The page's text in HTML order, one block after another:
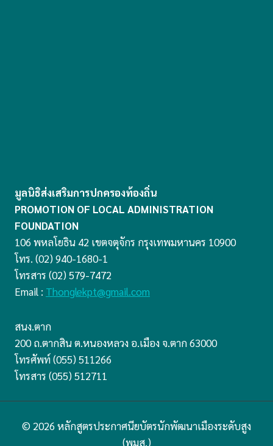
มูลนิธิส่งเสริมการปกครองท้องถิ่น
PROMOTION OF LOCAL ADMINISTRATION
FOUNDATION
106 พหลโยธิน 42 เขตจตุจักร กรุงเทพมหานคร 10900
โทร. (02) 940-1680-1
โทรสาร (02) 579-7472
Email : Thonglekpt@gmail.com
สนง.ตาก
200 ถ.ตากสิน ต.หนองหลวง อ.เมือง จ.ตาก 63000
โทรศัพท์ (055) 511266
โทรสาร (055) 512711
© 2026 หลักสูตรประกาศนียบัตรนักพัฒนาเมืองระดับสูง
(พมส.)